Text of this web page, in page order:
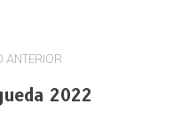
ANTERIOR
2022